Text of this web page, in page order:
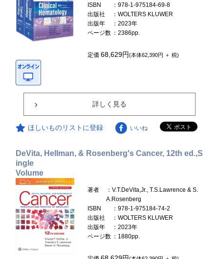
ISBN
：978-1-975184-69-8
出版社
：WOLTERS KLUWER
出版年
：2023年
ページ数 ：2386pp.
定価68,629円(本体62,390円 ＋ 税)
詳しく見る
ほしいものリストに登録 いいね
DeVita, Hellman, & Rosenberg's Cancer, 12th ed.,S
ingle
Volume
著者
：V.T.DeVita,Jr., T.S.Lawrence & S.
A.Rosenberg
ISBN
：978-1-975184-74-2
出版社
：WOLTERS KLUWER
出版年
：2023年
ページ数 ：1880pp.